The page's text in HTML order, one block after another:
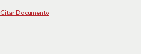
Citar Documento